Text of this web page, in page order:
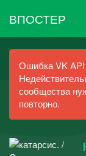
ВПОСТЕР
Ошибка VK
сообщества
повторно.